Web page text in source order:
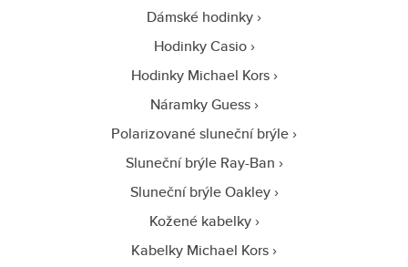
Dámské hodinky
Hodinky Casio
Hodinky Michael Kors
Náramky Guess
Polarizované sluneční brýle
Sluneční brýle Ray-Ban
Sluneční brýle Oakley
Kožené kabelky
Kabelky Michael Kors